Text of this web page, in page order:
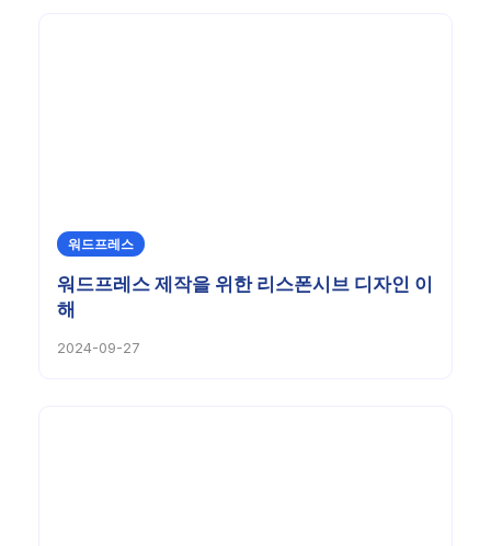
워드프레스
워드프레스 제작을 위한 리스폰시브 디자인 이
해
2024-09-27